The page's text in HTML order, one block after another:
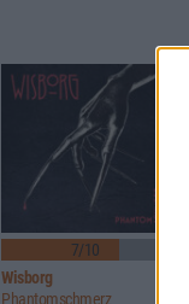
7/10
Wisborg
Phantomschmerz